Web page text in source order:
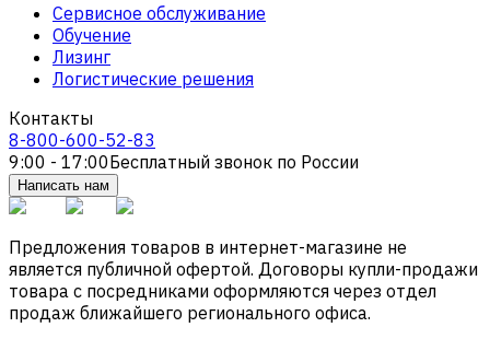
Сервисное обслуживание
Обучение
Лизинг
Логистические решения
Контакты
8-800-600-52-83
9:00 - 17:00Бесплатный звонок по России
Написать нам
Предложения товаров в интернет-магазине не
является публичной офертой. Договоры купли-продажи
товара с посредниками оформляются через отдел
продаж ближайшего регионального офиса.